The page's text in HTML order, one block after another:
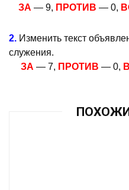
ЗА — 9, ПРОТИВ — 0,
2. Изменить текст
служения.
ЗА — 7, ПРОТИВ — 0,